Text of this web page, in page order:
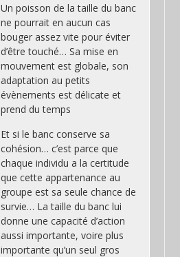
Un poisson de la taille du banc
ne pourrait en aucun cas
bouger assez vite pour éviter
d’être touché… Sa mise en
mouvement est globale, son
adaptation au petits
évènements est délicate et
prend du temps
Et si le banc conserve sa
cohésion… c’est parce que
chaque individu a la certitude
que cette appartenance au
groupe est sa seule chance de
survie… La taille du banc lui
donne une capacité d’action
aussi importante, voire plus
importante qu’un seul gros